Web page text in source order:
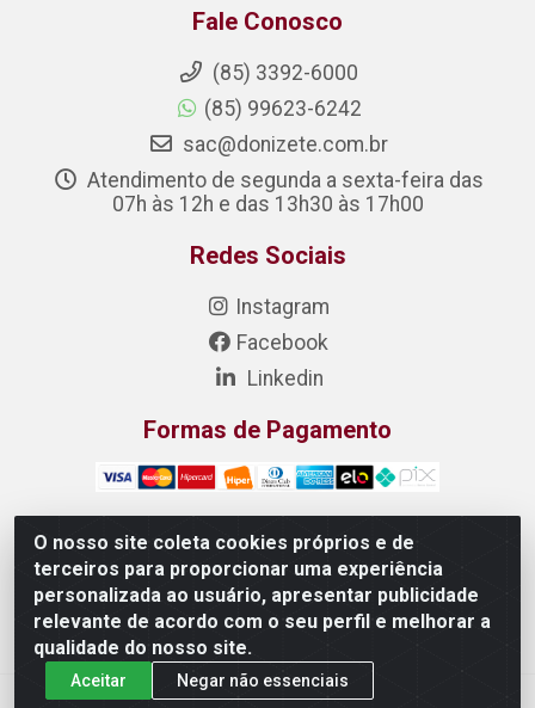
O nosso site coleta cookies próprios e de
terceiros para proporcionar uma experiência
personalizada ao usuário, apresentar publicidade
relevante de acordo com o seu perfil e melhorar a
qualidade do nosso site.
Aceitar Negar não essenciais
Fale Conosco
(85) 3392-6000
(85) 99623-6242
sac@donizete.com.br
Atendimento de segunda a sexta-feira das
07h às 12h e das 13h30 às 17h00
Redes Sociais
Instagram
Facebook
Linkedin
Formas de Pagamento
DONIZETE DISTRIBUIDORA DE ALIMENTOS S/A - Rua
Raimundo Matias, 377 - Pedras, Itaitinga/CE - CEP
61.887-880 - CNPJ 23.577.851/0001-05